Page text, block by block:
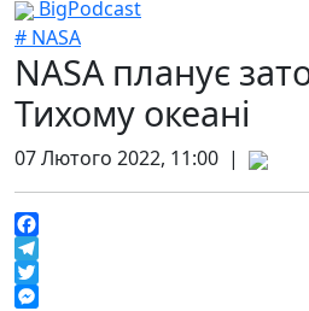
BigPodcast
# NASA
NASA планує
Тихому океані
07 Лютого 2022, 11:00 |
Facebook
Telegram
Twitter